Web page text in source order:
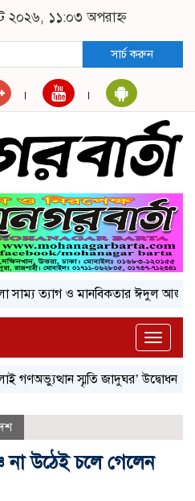
২০২৬, ১১:০৩ অপরাহ্ন
সার্চ করুন
ত্যাগ ও মানবিকতার ঈদুল আজহা
Toggle
স্মৃতি জাদুঘর’ উদ্বোধন করলেন
না উঠেই চলে গেলেন